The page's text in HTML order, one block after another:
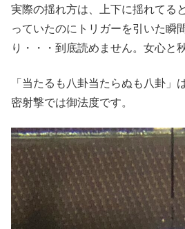
実際の揺れ方は、上下に揺れてる
っていたのにトリガーを引いた瞬
り・・・到底読めません。女心と
「当たるも八卦当たらぬも八卦」
密射撃では御法度です。